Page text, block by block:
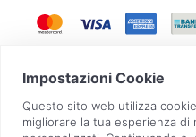
GadgetZilla è un Brand di Overbi